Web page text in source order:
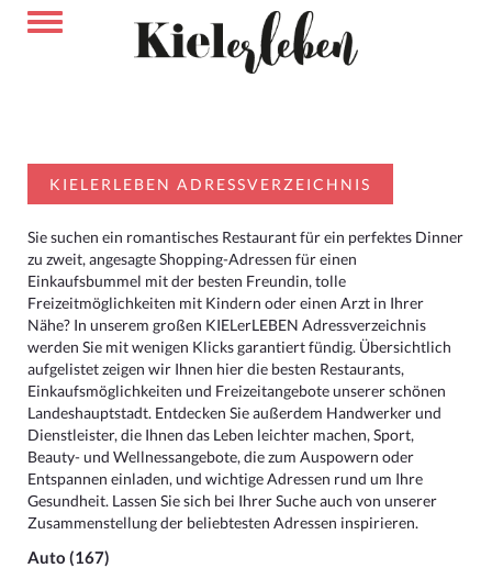
KIELERLEBEN ADRESSVERZEICHNIS
Sie suchen ein romantisches Restaurant für ein perfektes Dinner
zu zweit, angesagte Shopping-Adressen für einen
Einkaufsbummel mit der besten Freundin, tolle
Freizeitmöglichkeiten mit Kindern oder einen Arzt in Ihrer
Nähe? In unserem großen KIELerLEBEN Adressverzeichnis
werden Sie mit wenigen Klicks garantiert fündig. Übersichtlich
aufgelistet zeigen wir Ihnen hier die besten Restaurants,
Einkaufsmöglichkeiten und Freizeitangebote unserer schönen
Landeshauptstadt. Entdecken Sie außerdem Handwerker und
Dienstleister, die Ihnen das Leben leichter machen, Sport,
Beauty- und Wellnessangebote, die zum Auspowern oder
Entspannen einladen, und wichtige Adressen rund um Ihre
Gesundheit. Lassen Sie sich bei Ihrer Suche auch von unserer
Zusammenstellung der beliebtesten Adressen inspirieren.
Auto (167)